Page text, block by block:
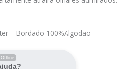
– Bordado 100%Algodão
Offline